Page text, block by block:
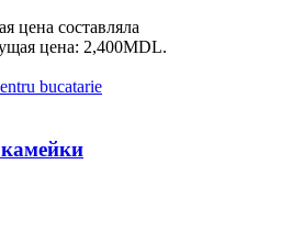
цена составляла
цена: 2,400MDL.